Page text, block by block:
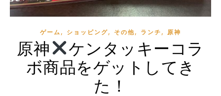
ゲーム, ショッピング, その他, ランチ, 原神
原神
ケンタッキーコラ
ボ商品をゲットしてき
た！